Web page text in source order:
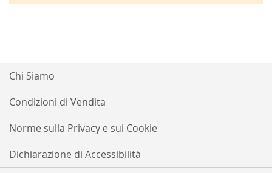
Chi Siamo
Condizioni di Vendita
Norme sulla Privacy e sui Cookie
Dichiarazione di Accessibilità